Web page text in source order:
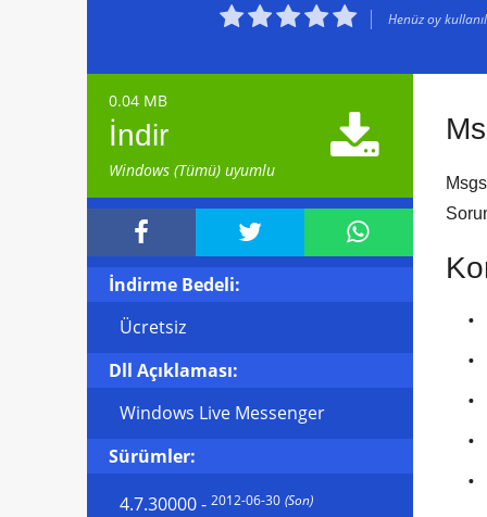
 Henüz oy
0.04 MB
İndir
Windows (Tümü) uyumlu

  
İndirme Bedeli:
Ücretsiz
Dll Açıklaması:
Windows Live Messenger
Sürümler:
4.7.30000- 2012-06-30 (Son)